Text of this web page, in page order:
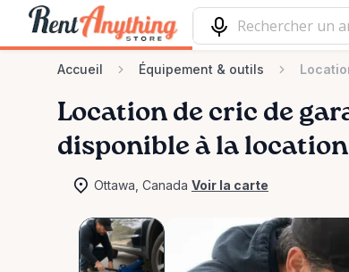
Accueil Équipement & outils
Location de cric de
disponible à la
Ottawa, Canada Voir la carte